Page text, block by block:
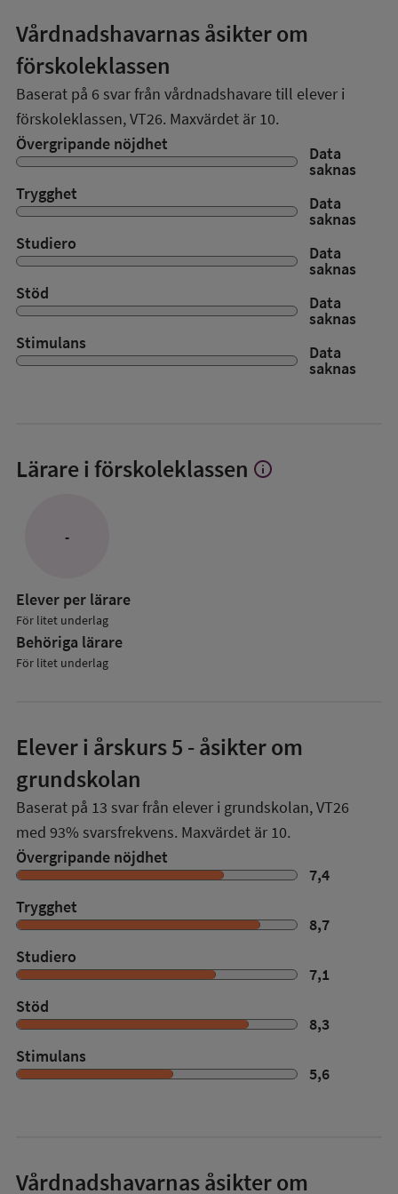
Vårdnadshavarnas åsikter om
förskoleklassen
Baserat på 6 svar från vårdnadshavare till elever i
förskoleklassen,VT26. Maxvärdet är 10.
Övergripande nöjdhet
Data
saknas
Trygghet
Data
saknas
Studiero
Data
saknas
Stöd
Data
saknas
Stimulans
Data
saknas
Lärare i förskoleklassen Visa
info
-
Elever per lärare
För litet underlag
Behöriga lärare
För litet underlag
Elever i årskurs 5 - åsikter om
grundskolan
Baserat på 13 svar från elever i grundskolan,VT26
med 93% svarsfrekvens. Maxvärdet är 10.
Övergripande nöjdhet
7,4
Trygghet
8,7
Studiero
7,1
Stöd
8,3
Stimulans
5,6
Vårdnadshavarnas åsikter om